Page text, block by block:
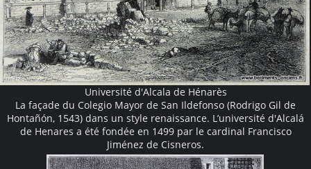
Université d'Alcala de Hénarès
La façade du Colegio Mayor de San Ildefonso (Rodrigo Gil de
Hontañón, 1543) dans un style renaissance. L’université d'Alcalá
de Henares a été fondée en 1499 par le cardinal Francisco
Jiménez de Cisneros.